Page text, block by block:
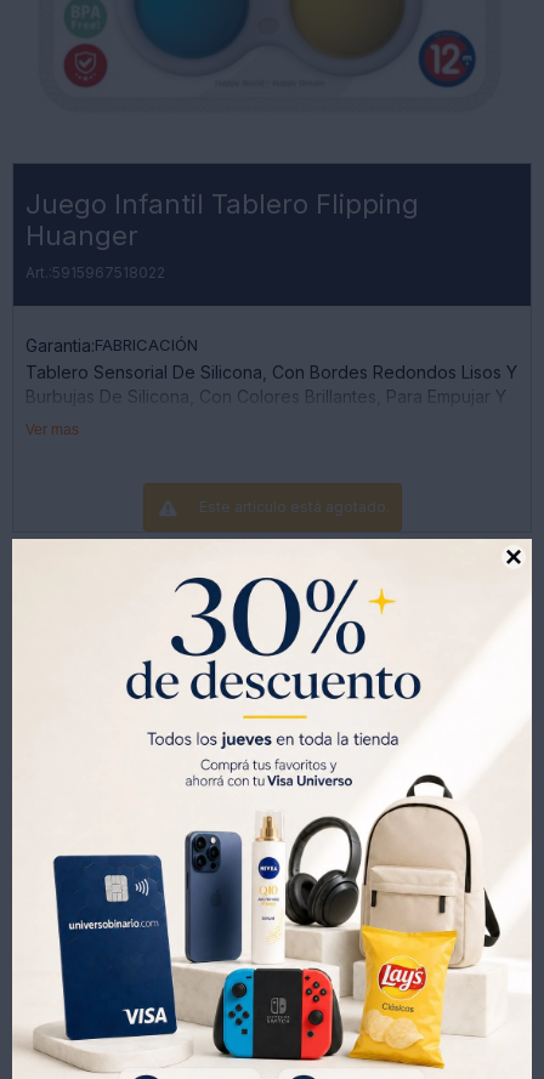

Juego Infantil Tablero Flipping
Huanger
5915967518022
Garantia:FABRICACIÓN
Tablero Sensorial De Silicona, Con Bordes Redondos Lisos Y
Burbujas De Silicona, Con Colores Brillantes, Para Empujar Y
Hacer Volver.
Ver mas
Este artículo está agotado.
Productos que te pueden interesar
Juguete Infantil Huanger Submarino
151
UYU
Maraca Sonajero Topa Topa Baby 620/03
UYU 171 UYU 199
UYU 120